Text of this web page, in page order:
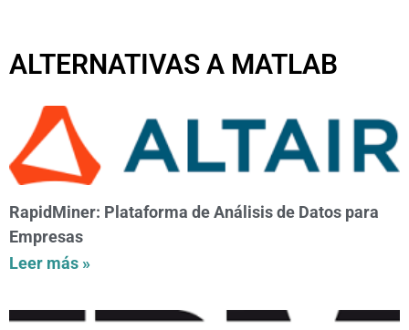
ALTERNATIVAS A MATLAB
RapidMiner: Plataforma de Análisis de Datos para
Empresas
Leer más »